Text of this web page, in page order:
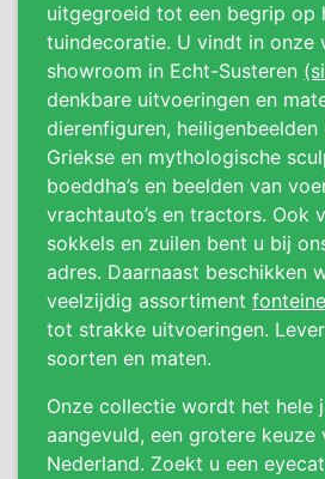
uitgegroeid tot een begrip op
tuindecoratie. U vindt in onze
showroom in Echt-Susteren
denkbare uitvoeringen en
dierenfiguren, heiligenbeelden
Griekse en mythologische
boeddha’s en beelden van
vrachtauto’s en tractors. Ook
sokkels en zuilen bent u bij
adres. Daarnaast beschikken
veelzijdig assortiment
tot strakke uitvoeringen.
soorten en maten.
Onze collectie wordt het hele
aangevuld, een grotere keuze
Nederland. Zoekt u een